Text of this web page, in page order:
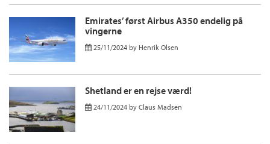
Emirates’ først Airbus A350 endelig på
vingerne
25/11/2024 by Henrik Olsen
Shetland er en rejse værd!
24/11/2024 by Claus Madsen